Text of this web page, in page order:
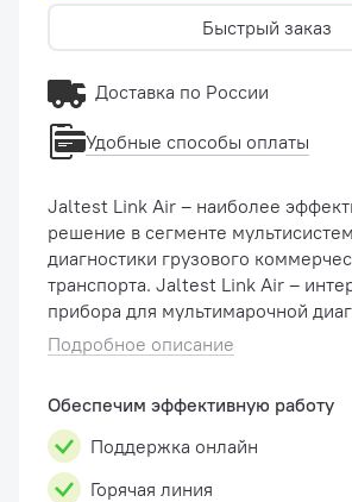
Jaltest Link Air – наиболее
решение в сегменте
диагностики грузового
транспорта. Jaltest Link Air – интерфейс
прибора для мультимарочной
ремонта и технического
нескольких типов коммерческого
Подробное описание
Обеспечим эффективную работу
Поддержка онлайн
Горячая линия
Быстрый заказ
Доставка по России
Удобные способы оплаты